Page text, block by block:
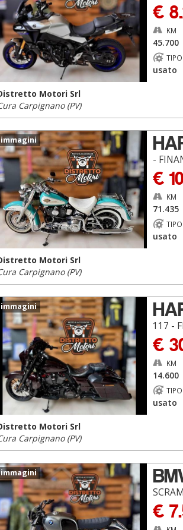
€
KM
45.700
usato
Motori Srl
Carpignano (PV)
immagini
-
€
KM
71.435
usato
Motori Srl
Carpignano (PV)
immagini
117 -
€
KM
14.600
usato
Motori Srl
Carpignano (PV)
immagini
€